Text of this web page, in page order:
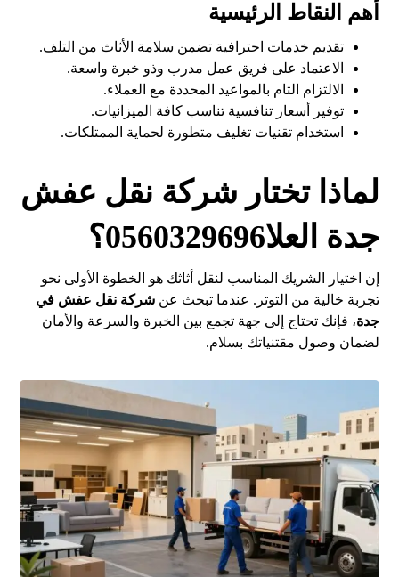
أهم النقاط الرئيسية
تقديم خدمات احترافية تضمن سلامة الأثاث من التلف.
الاعتماد على فريق عمل مدرب وذو خبرة واسعة.
الالتزام التام بالمواعيد المحددة مع العملاء.
توفير أسعار تنافسية تناسب كافة الميزانيات.
استخدام تقنيات تغليف متطورة لحماية الممتلكات.
لماذا تختار شركة نقل عفش
جدة العلا0560329696؟
إن اختيار الشريك المناسب لنقل أثاثك هو الخطوة الأولى نحو
تجربة خالية من التوتر. عندما تبحث عنشركة نقل عفش في
جدة، فإنك تحتاج إلى جهة تجمع بين الخبرة والسرعة والأمان
لضمان وصول مقتنياتك بسلام.